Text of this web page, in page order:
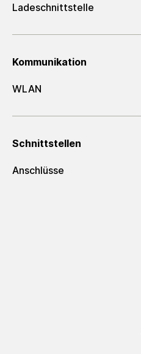
Ladeschnittstelle
Kommunikation
WLAN
Schnittstellen
Anschlüsse